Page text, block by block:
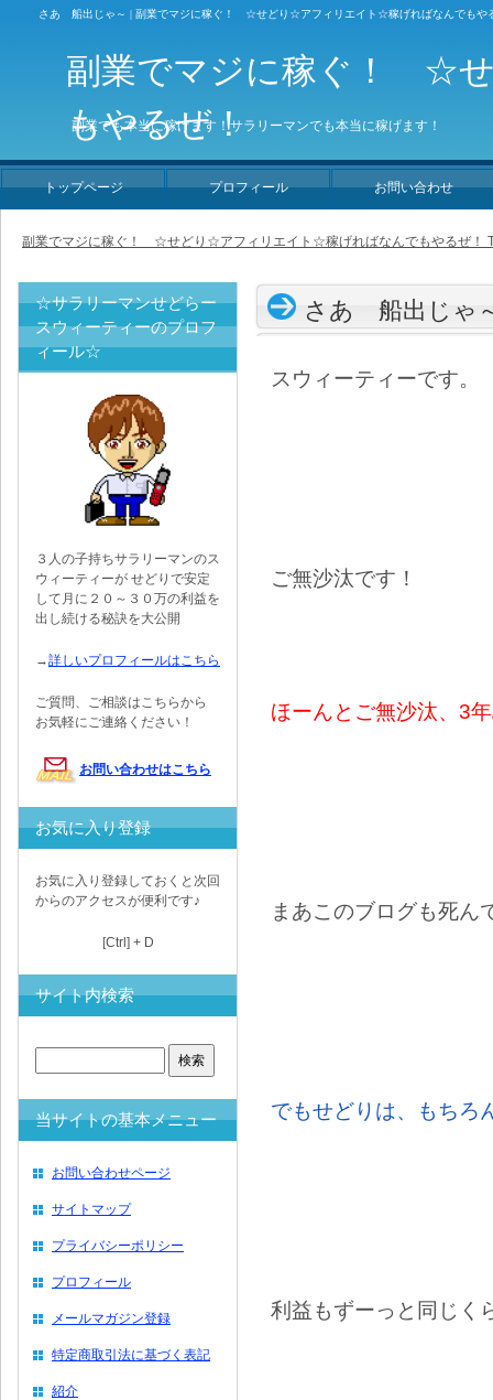
さあ 船出じゃ～ | 副業でマジに稼ぐ！ ☆せどり☆アフィリエイト☆稼げればなんでもや
さあ 船出じゃ
スウィーティーです。
ご無沙汰です！
ほーんとご無沙汰、3
まあこのブログも死ん
でもせどりは、もちろ
利益もずーっと同じく
☆サラリーマンせどらー
スウィーティーのプロフ
ィール☆
３人の子持ちサラリーマンのス
ウィーティーが せどりで安定
して月に２０～３０万の利益を
出し続ける秘訣を大公開
→詳しいプロフィールはこちら
ご質問、ご相談はこちらから
お気軽にご連絡ください！
お問い合わせはこちら
お気に入り登録
お気に入り登録しておくと次回
からのアクセスが便利です♪
[Ctrl] + D
サイト内検索
当サイトの基本メニュー
お問い合わせページ
サイトマップ
プライバシーポリシー
プロフィール
メールマガジン登録
特定商取引法に基づく表記
紹介
副業でマジに稼ぐ！ ☆せどり☆アフィリエイト☆稼げればなんでもやるぜ！
副業でマジに稼ぐ！ ☆
もやるぜ！
副業でも本当に稼げます！サラリーマンでも本当に稼げます！
トップページ プロフィール お問い合わせ